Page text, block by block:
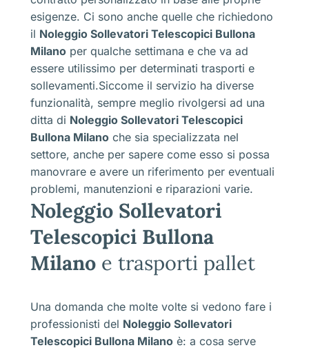
esigenze. Ci sono anche quelle che richiedono
il Noleggio Sollevatori Telescopici Bullona
Milano per qualche settimana e che va ad
essere utilissimo per determinati trasporti e
sollevamenti.Siccome il servizio ha diverse
funzionalità, sempre meglio rivolgersi ad una
ditta di Noleggio Sollevatori Telescopici
Bullona Milano che sia specializzata nel
settore, anche per sapere come esso si possa
manovrare e avere un riferimento per eventuali
problemi, manutenzioni e riparazioni varie.
Noleggio Sollevatori
Telescopici Bullona
Milano e trasporti pallet
Una domanda che molte volte si vedono fare i
professionisti del Noleggio Sollevatori
Telescopici Bullona Milano è: a cosa serve